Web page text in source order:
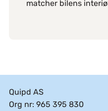
matcher bilens
Quipd AS
Org nr: 965 395 830